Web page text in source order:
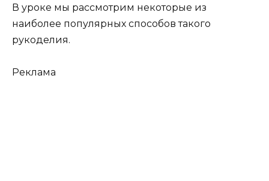
В уроке мы рассмотрим некоторые из
наиболее популярных способов такого
рукоделия.
Реклама